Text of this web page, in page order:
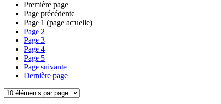
Première page
Page précédente
Page 1 (page actuelle)
Page 2
Page 3
Page 4
Page 5
Page suivante
Dernière page